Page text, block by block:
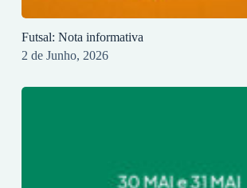
Futsal: Nota informativa
2 de Junho, 2026